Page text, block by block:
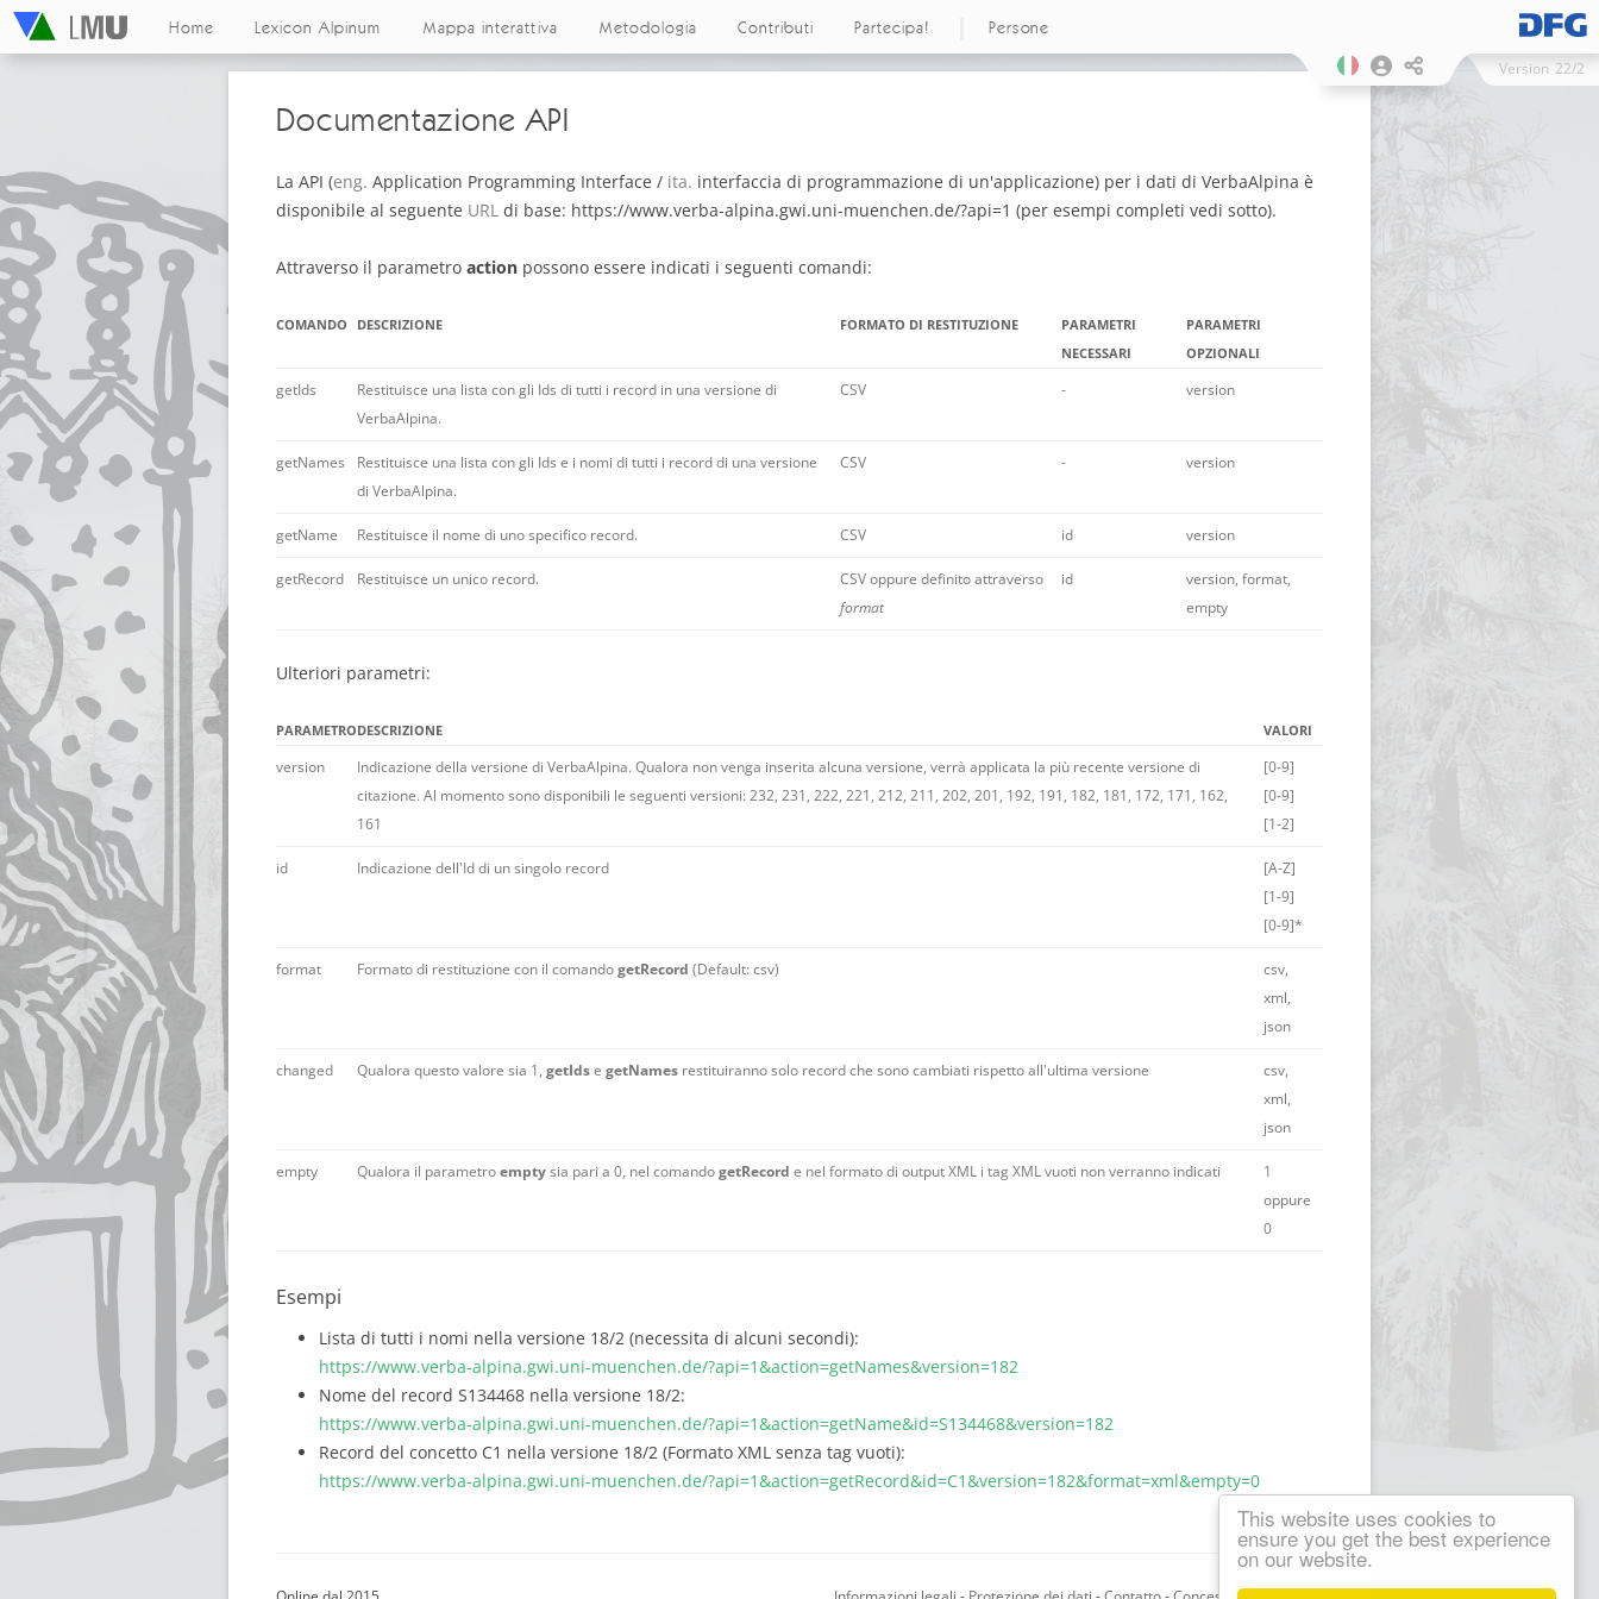
This website uses cookies to
ensure you get the best experience
on our website.
Home Lexicon Alpinum Mappa interattiva Metodologia Contributi Partecipa! Persone
Version 22/2
Documentazione API
La API (eng. Application Programming Interface / ita. interfaccia di programmazione di un'applicazione) per i dati di VerbaAlpina è
disponibile al seguente URL di base: https://www.verba-alpina.gwi.uni-muenchen.de/?api=1 (per esempi completi vedi sotto).
Attraverso il parametro action possono essere indicati i seguenti comandi:
COMANDO DESCRIZIONE FORMATO DI RESTITUZIONE
PARAMETRI
NECESSARI
PARAMETRI
OPZIONALI
getIds
Restituisce una lista con gli Ids di tutti i record in una versione di
VerbaAlpina.
CSV - version
getNames
Restituisce una lista con gli Ids e i nomi di tutti i record di una versione
di VerbaAlpina.
CSV - version
getName Restituisce il nome di uno specifico record. CSV id version
getRecord Restituisce un unico record.
CSV oppure definito attraverso
format
id
version, format,
empty
Ulteriori parametri:
PARAMETRODESCRIZIONE VALORI
version
Indicazione della versione di VerbaAlpina. Qualora non venga inserita alcuna versione, verrà applicata la più recente versione di
citazione. Al momento sono disponibili le seguenti versioni: 232, 231, 222, 221, 212, 211, 202, 201, 192, 191, 182, 181, 172, 171, 162,
161
[0-9]
[0-9]
[1-2]
id Indicazione dell'Id di un singolo record
[A-Z]
[1-9]
[0-9]*
format Formato di restituzione con il comandogetRecord (Default: csv)
csv,
xml,
json
changed Qualora questo valore sia 1, getIdse getNames restituiranno solo record che sono cambiati rispetto all'ultima versione
csv,
xml,
json
empty Qualora il parametroemptysia pari a 0, nel comandogetRecord e nel formato di output XML i tag XML vuoti non verranno indicati
1
oppure
0
Esempi
Lista di tutti i nomi nella versione 18/2 (necessita di alcuni secondi):
https://www.verba-alpina.gwi.uni-muenchen.de/?api=1&action=getNames&version=182
Nome del record S134468 nella versione 18/2:
https://www.verba-alpina.gwi.uni-muenchen.de/?api=1&action=getName&id=S134468&version=182
Record del concetto C1 nella versione 18/2 (Formato XML senza tag vuoti):
https://www.verba-alpina.gwi.uni-muenchen.de/?api=1&action=getRecord&id=C1&version=182&format=xml&empty=0